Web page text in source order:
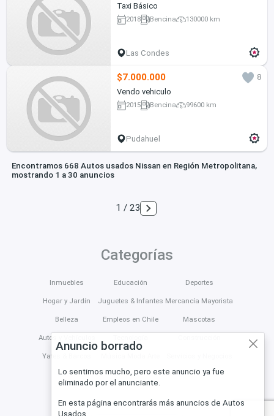
Taxi Básico
2018 Bencina 130000 km
Las Condes
$7.000.000
8
Vendo vehiculo
2015 Bencina 99600 km
Pudahuel
Encontramos 668 Autos usados Nissan en Región Metropolitana,
mostrando 1 a 30 anuncios
1 / 23
Anuncio borrado
Lo sentimos mucho, pero este anuncio ya fue
eliminado por el anunciante.
En esta página encontrarás más anuncios de Autos
Usados
Categorías
Inmuebles
Hogar y Jardín
Belleza
Autos y Vehículos
Yates & Barcos
Educación
Juguetes & Infantes
Empleos en Chile
Deportes
Mercancía Mayorista
Mascotas